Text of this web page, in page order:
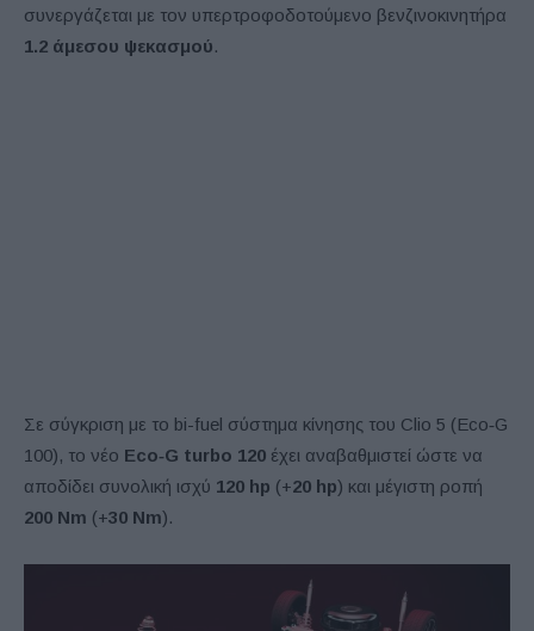
συνεργάζεται με τον υπερτροφοδοτούμενο βενζινοκινητήρα
1.2 άμεσου ψεκασμού.
Σε σύγκριση με το bi-fuel σύστημα κίνησης του Clio 5 (Eco‑G
100), το νέο Eco‑G turbo 120 έχει αναβαθμιστεί ώστε να
αποδίδει συνολική ισχύ 120 hp (+20 hp) και μέγιστη ροπή
200 Nm (+30 Nm).